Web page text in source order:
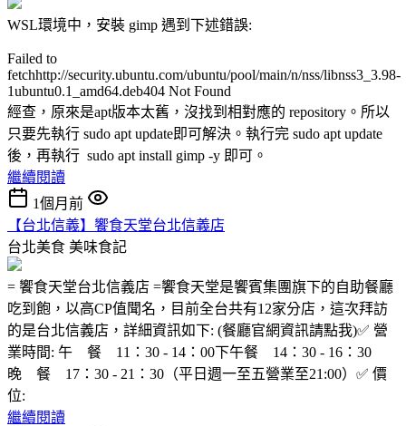
WSL環境中，安裝 gimp 遇到下述錯誤:
Failed to
fetchhttp://security.ubuntu.com/ubuntu/pool/main/n/nss/libnss3_3.98-
1ubuntu0.1_amd64.deb404 Not Found
經查，原來是apt版本太舊，沒找到相對應的 repository。所以
只要先執行 sudo apt update即可解決。執行完 sudo apt update
後，再執行 sudo apt install gimp -y 即可。
繼續閱讀
1個月前
【台北信義】饗食天堂台北信義店
台北美食 美味食記
= 饗食天堂台北信義店 =饗食天堂是饗賓集團旗下的自助餐廳
吃到飽，以高CP值聞名，目前全台共有12家分店，這次拜訪
的是台北信義店，詳細資訊如下: (餐廳官網資訊請點我)✅ 營
業時間: 午 餐 11：30 - 14：00下午餐 14：30 - 16：30
晚 餐 17：30 - 21：30（平日週一至五營業至21:00）✅ 價
位:
繼續閱讀